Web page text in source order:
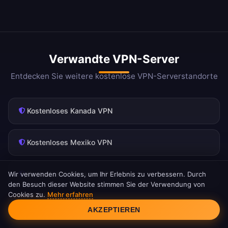
Verwandte VPN-Server
Entdecken Sie weitere kostenlose VPN-Serverstandorte
Kostenloses Kanada VPN
Kostenloses Mexiko VPN
Kostenloses Panama VPN
Kostenloses Costa Rica VPN
Cookie-Einwilligung
Wir verwenden Cookies, um Ihr Erlebnis zu verbessern. Durch
den Besuch dieser Website stimmen Sie der Verwendung von
Cookies zu. Mehr erfahren
AKZEPTIEREN